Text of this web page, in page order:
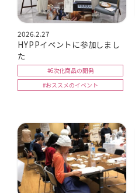
2026.2.27
HYPPイベントに参加しまし
た
#6次化商品の開発
#おススメのイベント